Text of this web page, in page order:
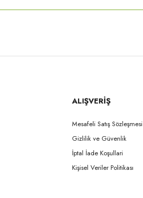
ALIŞVERİŞ
Mesafeli Satış Sözleşmesi
Gizlilik ve Güvenlik
İptal İade Koşullari
Kişisel Veriler Politikası